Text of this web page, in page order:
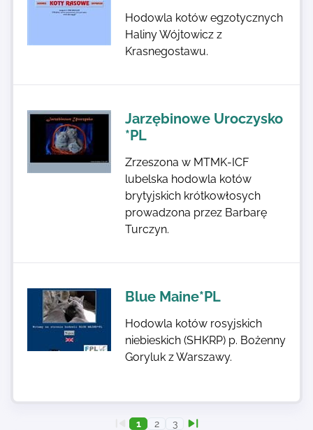
Hodowla kotów egzotycznych
Haliny Wójtowicz z
Krasnegostawu.
Jarzębinowe Uroczysko
*PL
Zrzeszona w MTMK-ICF
lubelska hodowla kotów
brytyjskich krótkowłosych
prowadzona przez Barbarę
Turczyn.
Blue Maine*PL
Hodowla kotów rosyjskich
niebieskich (SHKRP) p. Bożenny
Goryluk z Warszawy.
1 2 3